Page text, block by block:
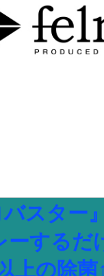
バスター
ーするだ
上の除菌